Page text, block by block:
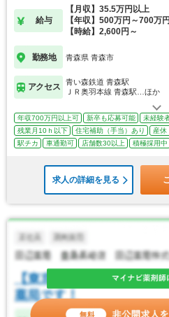
給与
【月収】35.5万円以上
【年収】500万円～700万
【時給】2,600円～
勤務地 青森県 青森市
アクセス
青い森鉄道 青森駅
ＪＲ奥羽本線 青森駅…ほか
年収700万円以上可 新卒も応募可能 未経験
残業月10ｈ以下
住宅補助（手当）あり 産休
駅チカ
車通勤可 店舗数30以上 積極採用中
求人の詳細を見る